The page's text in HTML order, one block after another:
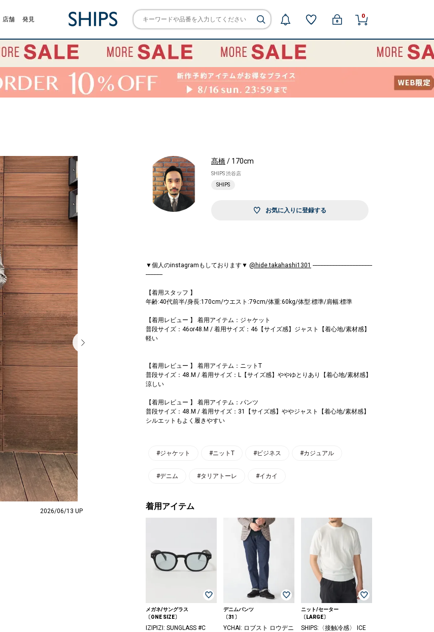
店舗 発見 0
2026/06/13 UP
髙橋/ 170cm
SHIPS 渋谷店
SHIPS
お気に入りに登録する
▼個人のinstagramもしております▼ @hide.takahashi1301 ---------------------------------------
-----------
【着用スタッフ 】
年齢:40代前半/身長:170cm/ウエスト:79cm/体重:60kg/体型:標準/肩幅:標準
【着用レビュー 】 着用アイテム：ジャケット
普段サイズ：46or48.M / 着用サイズ：46【サイズ感】ジャスト【着心地/素材感】
軽い
【着用レビュー 】 着用アイテム：ニットT
普段サイズ：48.M / 着用サイズ：L【サイズ感】ややゆとりあり【着心地/素材感】
涼しい
【着用レビュー 】 着用アイテム：パンツ
普段サイズ：48.M / 着用サイズ：31【サイズ感】ややジャスト【着心地/素材感】
シルエットもよく履きやすい
#ジャケット #ニットT #ビジネス #カジュアル
#デニム #タリアトーレ #イカイ
着用アイテム
メガネ/サングラス
〔ONE SIZE〕
IZIPIZI: SUNGLASS #C
デニムパンツ
〔31〕
YCHAI: ロブスト ロウデニ
ニット/セーター
〔LARGE〕
SHIPS:〈接触冷感〉 ICE